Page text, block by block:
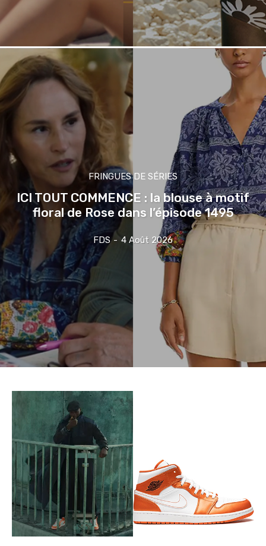
FRINGUES DE SÉRIES
ICI TOUT COMMENCE : la blouse à motif
floral de Rose dans l’épisode 1495
FDS - 4 Août 2026